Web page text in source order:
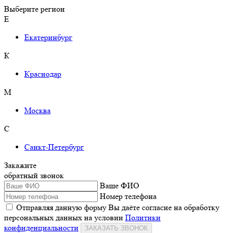
Выберите регион
Е
Екатеринбург
К
Краснодар
М
Москва
С
Санкт-Петербург
Закажите
обратный звонок
Ваше ФИО
Номер телефона
Отправляя данную форму Вы даёте согласие на обработку
персональных данных на условии Политики
конфиденциальности
ЗАКАЗАТЬ ЗВОНОК